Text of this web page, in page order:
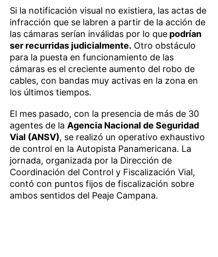
Si la notificación visual no existiera, las actas de
infracción que se labren a partir de la acción de
las cámaras serían inválidas por lo que podrían
ser recurridas judicialmente. Otro obstáculo
para la puesta en funcionamiento de las
cámaras es el creciente aumento del robo de
cables, con bandas muy activas en la zona en
los últimos tiempos.
El mes pasado, con la presencia de más de 30
agentes de la Agencia Nacional de Seguridad
Vial (ANSV), se realizó un operativo exhaustivo
de control en la Autopista Panamericana. La
jornada, organizada por la Dirección de
Coordinación del Control y Fiscalización Vial,
contó con puntos fijos de fiscalización sobre
ambos sentidos del Peaje Campana.